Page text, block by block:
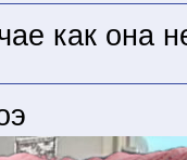
как она